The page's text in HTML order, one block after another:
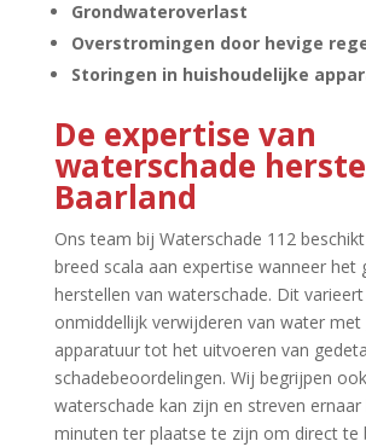
Grondwateroverlast
Overstromingen door hevige
Storingen in huishoudelijke
De expertise van
waterschade
Baarland
Ons team bij Waterschade 112
breed scala aan expertise wanneer het
herstellen van waterschade.​ Dit
onmiddellijk verwijderen van water met
apparatuur tot het uitvoeren van
schadebeoordelingen.​ Wij begrijpen
waterschade kan zijn en streven ernaar
minuten ter plaatse te zijn om direct te